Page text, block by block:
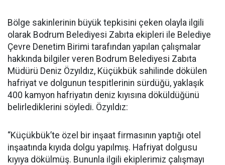
Bölge sakinlerinin büyük tepkisini çeken olayla ilgili
olarak Bodrum Belediyesi Zabıta ekipleri ile Belediye
Çevre Denetim Birimi tarafından yapılan çalışmalar
hakkında bilgiler veren Bodrum Belediyesi Zabıta
Müdürü Deniz Özyıldız, Küçükbük sahilinde dökülen
hafriyat ve dolgunun tespitlerinin sürdüğü, yaklaşık
400 kamyon hafriyatın deniz kıyısına döküldüğünü
belirlediklerini söyledi. Özyıldız:
“Küçükbük’te özel bir inşaat firmasının yaptığı otel
inşaatında kıyıda dolgu yapılmış. Hafriyat dolgusu
kıyıya dökülmüş. Bununla ilgili ekiplerimiz çalışmayı